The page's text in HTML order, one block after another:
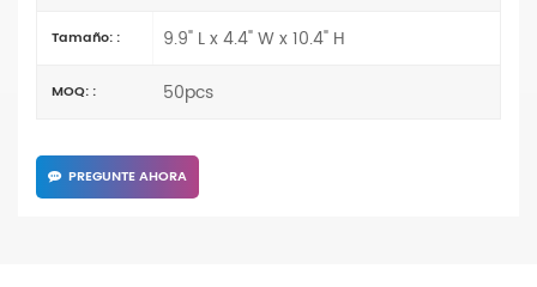
Tamaño: : 9.9" L x 4.4" W x 10.4" H
MOQ: : 50pcs
PREGUNTE AHORA